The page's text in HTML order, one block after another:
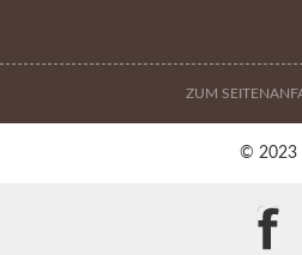
ZUM
© 2023